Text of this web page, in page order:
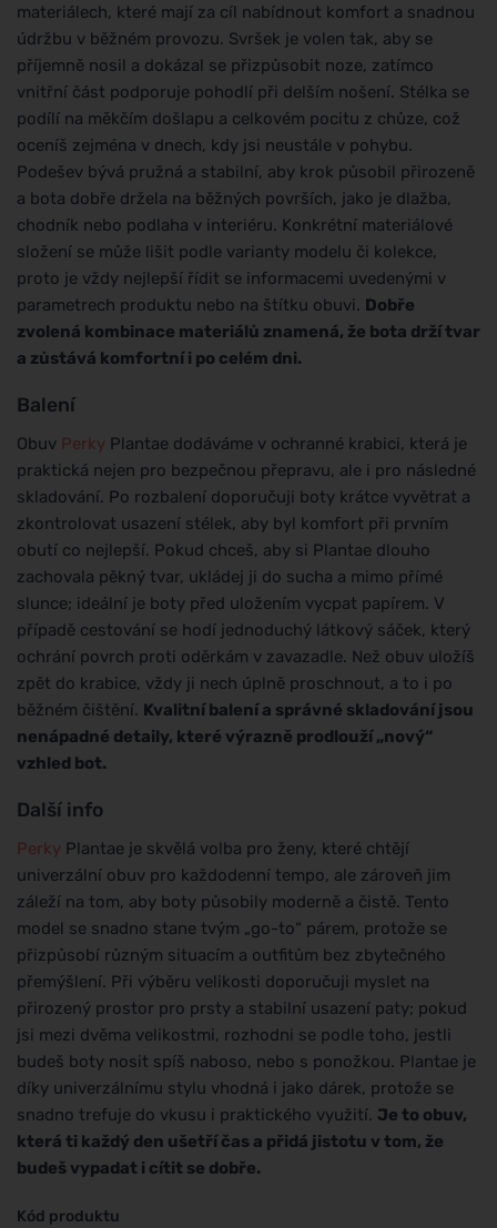
materiálech, které mají za cíl nabídnout komfort a snadnou
údržbu v běžném provozu. Svršek je volen tak, aby se
příjemně nosil a dokázal se přizpůsobit noze, zatímco
vnitřní část podporuje pohodlí při delším nošení. Stélka se
podílí na měkčím došlapu a celkovém pocitu z chůze, což
oceníš zejména v dnech, kdy jsi neustále v pohybu.
Podešev bývá pružná a stabilní, aby krok působil přirozeně
a bota dobře držela na běžných površích, jako je dlažba,
chodník nebo podlaha v interiéru. Konkrétní materiálové
složení se může lišit podle varianty modelu či kolekce,
proto je vždy nejlepší řídit se informacemi uvedenými v
parametrech produktu nebo na štítku obuvi. Dobře
zvolená kombinace materiálů znamená, že bota drží tvar
a zůstává komfortní i po celém dni.
Balení
Obuv Perky Plantae dodáváme v ochranné krabici, která je
praktická nejen pro bezpečnou přepravu, ale i pro následné
skladování. Po rozbalení doporučuji boty krátce vyvětrat a
zkontrolovat usazení stélek, aby byl komfort při prvním
obutí co nejlepší. Pokud chceš, aby si Plantae dlouho
zachovala pěkný tvar, ukládej ji do sucha a mimo přímé
slunce; ideální je boty před uložením vycpat papírem. V
případě cestování se hodí jednoduchý látkový sáček, který
ochrání povrch proti oděrkám v zavazadle. Než obuv uložíš
zpět do krabice, vždy ji nech úplně proschnout, a to i po
běžném čištění. Kvalitní balení a správné skladování jsou
nenápadné detaily, které výrazně prodlouží „nový“
vzhled bot.
Další info
Perky Plantae je skvělá volba pro ženy, které chtějí
univerzální obuv pro každodenní tempo, ale zároveň jim
záleží na tom, aby boty působily moderně a čistě. Tento
model se snadno stane tvým „go-to“ párem, protože se
přizpůsobí různým situacím a outfitům bez zbytečného
přemýšlení. Při výběru velikosti doporučuji myslet na
přirozený prostor pro prsty a stabilní usazení paty; pokud
jsi mezi dvěma velikostmi, rozhodni se podle toho, jestli
budeš boty nosit spíš naboso, nebo s ponožkou. Plantae je
díky univerzálnímu stylu vhodná i jako dárek, protože se
snadno trefuje do vkusu i praktického využití. Je to obuv,
která ti každý den ušetří čas a přidá jistotu v tom, že
budeš vypadat i cítit se dobře.
Kód produktu